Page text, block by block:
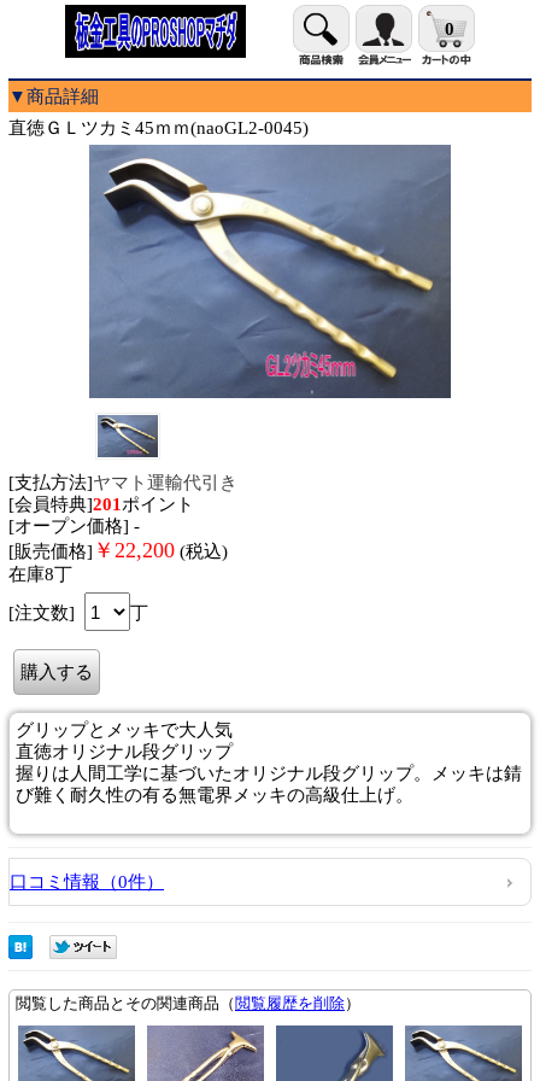
0
▼商品詳細
直徳ＧＬツカミ45ｍｍ(naoGL2-0045)
[支払方法]ヤマト運輸代引き
[会員特典]201ポイント
[オープン価格] -
[販売価格] ￥ 22,200 (税込)
在庫8丁
[注文数]
丁
グリップとメッキで大人気
直徳オリジナル段グリップ
握りは人間工学に基づいたオリジナル段グリップ。メッキは錆
び難く耐久性の有る無電界メッキの高級仕上げ。
口コミ情報（0件）